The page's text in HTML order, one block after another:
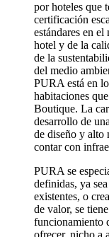
por hoteles que
certificación
estándares en
hotel y de la
de la
del medio
PURA está en
habitaciones
Boutique. La
desarrollo de
de diseño y alto
contar con
PURA se
definidas, ya
existentes, o
de valor, se
funcionamiento